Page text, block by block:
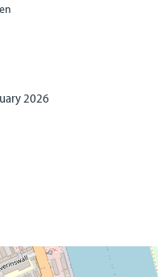
2026